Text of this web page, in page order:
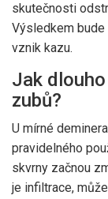
skutečnosti
Výsledkem
vznik kazu.
Jak
zubů?
U mírné
pravidelného
skvrny začnou
je infiltrace,